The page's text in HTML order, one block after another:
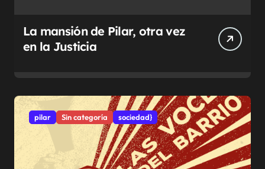
La mansión de Pilar, otra vez
en la Justicia
pilar Sin categoría sociedad}